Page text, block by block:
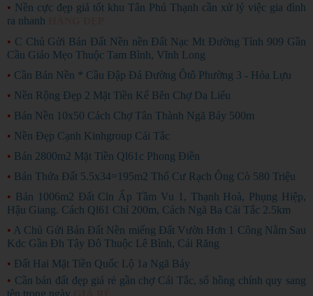
• Nền cực đẹp giá tốt khu Tân Phú Thạnh cần xử lý việc gia đình
ra nhanh
• C Chủ Gửi Bán Đất Nền nền Đất Nạc Mt Đường Tỉnh 909 Gần
Cầu Giáo Mẹo Thuộc Tam Bình, Vĩnh Long
• Cần Bán Nền * Cầu Đập Đá Đường Ôtô Phường 3 - Hỏa Lựu
• Nền Rộng Đẹp 2 Mặt Tiền Kế Bên Chợ Da Liểu
• Bán Nền 10x50 Cách Chợ Tân Thành Ngã Bảy 500m
• Nền Đẹp Cạnh Kinhgroup Cái Tắc
• Bán 2800m2 Mặt Tiền Ql61c Phong Điền
• Bán Thửa Đất 5.5x34=195m2 Thổ Cư Rạch Ông Cò 580 Triệu
• Bán 1006m2 Đất Cln Ấp Tầm Vu 1, Thạnh Hoà, Phụng Hiệp,
Hậu Giang. Cách Ql61 Chỉ 200m, Cách Ngã Ba Cái Tắc 2.5km
• A Chủ Gửi Bán Đất Nền miếng Đất Vườn Hơn 1 Công Nằm Sau
Kdc Gần Đh Tây Đô Thuộc Lê Bình, Cái Răng
• Đất Hai Mặt Tiền Quốc Lộ 1a Ngã Bảy
• Cần bán đất đẹp giá rẻ gần chợ Cái Tắc, sổ hồng chính quy sang
tên trong ngày